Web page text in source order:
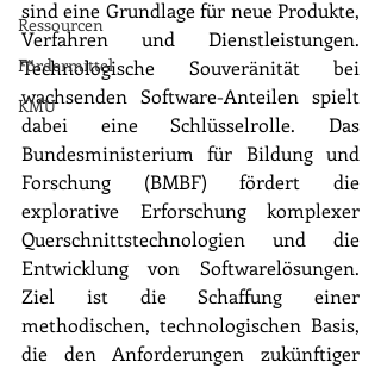
Ressourcen
Fördermittel
KMU
sind eine Grundlage für neue Produkte,
Verfahren und Dienstleistungen.
Technologische Souveränität bei
wachsenden Software-Anteilen spielt
dabei eine Schlüsselrolle. Das
Bundesministerium für Bildung und
Forschung (BMBF) fördert die
explorative Erforschung komplexer
Querschnittstechnologien und die
Entwicklung von Softwarelösungen.
Ziel ist die Schaffung einer
methodischen, technologischen Basis,
die den Anforderungen zukünftiger